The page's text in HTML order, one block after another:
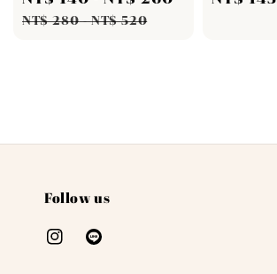
price
NT$ 280-NT$ 520
Follow us